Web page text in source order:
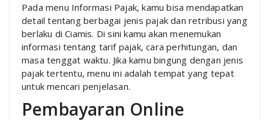
Pada menu Informasi Pajak, kamu bisa mendapatkan
detail tentang berbagai jenis pajak dan retribusi yang
berlaku di Ciamis. Di sini kamu akan menemukan
informasi tentang tarif pajak, cara perhitungan, dan
masa tenggat waktu. Jika kamu bingung dengan jenis
pajak tertentu, menu ini adalah tempat yang tepat
untuk mencari penjelasan.
Pembayaran Online